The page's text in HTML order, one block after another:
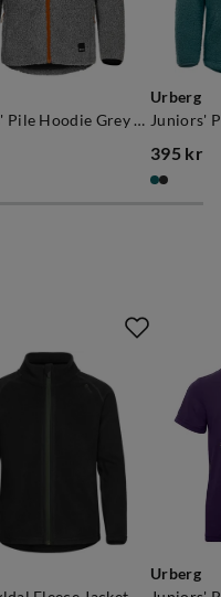
Juniors' Pile Hoodie Grey Melange
Urberg
price
395 kr
Urberg